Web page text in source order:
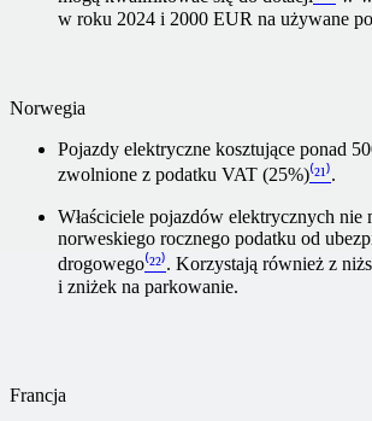
w roku 2024 i 2000 EUR na używane
Norwegia
Pojazdy elektryczne kosztujące ponad
zwolnione z podatku VAT (25%)⁽²¹⁾.
Właściciele pojazdów elektrycznych nie
norweskiego rocznego podatku od
drogowego⁽²²⁾. Korzystają również z
i zniżek na parkowanie.
Francja